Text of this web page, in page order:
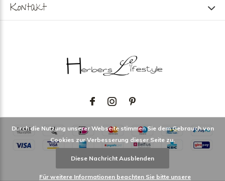
Kontakt
Durch die Nutzung unserer Webseite stimmen Sie dem Gebrauch von
Cookies zur Verbesserung dieser Seite zu.
Diese Nachricht Ausblenden
Für weitere Informationen beachten Sie bitte unsere